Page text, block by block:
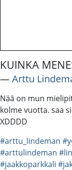
KUINKA
―Arttu
Nää on mun
kolme vuotta. saa
XDDDD
#arttu_lindeman
#arttulindeman
#jaakkoparkkali